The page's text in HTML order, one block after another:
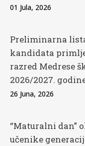
01 Jula, 2026
Preliminarna
kandidata
razred Medrese
2026/2027.
26 Juna, 2026
“Maturalni dan”
učenike